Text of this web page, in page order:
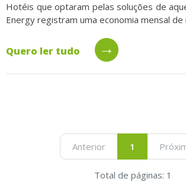
Hotéis que optaram pelas soluções de
Energy registram uma economia mensal de
Quero ler tudo →
Anterior 1
Total de páginas: 1